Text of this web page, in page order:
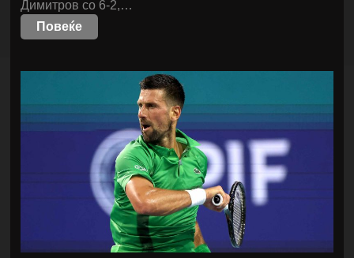
Димитров со 6-2,…
Повеќе